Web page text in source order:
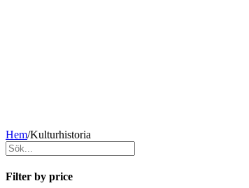
Hem/Kulturhistoria
Filter by price